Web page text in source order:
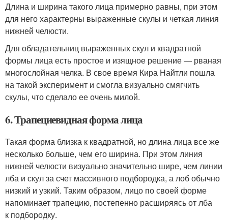
Длина и ширина такого лица примерно равны, при этом
для него характерны выраженные скулы и четкая линия
нижней челюсти.
Для обладательниц выраженных скул и квадратной
формы лица есть простое и изящное решение — рваная
многослойная челка. В свое время Кира Найтли пошла
на такой эксперимент и смогла визуально смягчить
скулы, что сделало ее очень милой.
6. Трапециевидная форма лица
Такая форма близка к квадратной, но длина лица все же
несколько больше, чем его ширина. При этом линия
нижней челюсти визуально значительно шире, чем линии
лба и скул за счет массивного подбородка, а лоб обычно
низкий и узкий. Таким образом, лицо по своей форме
напоминает трапецию, постепенно расширяясь от лба
к подбородку.